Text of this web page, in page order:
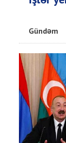
Gündəm